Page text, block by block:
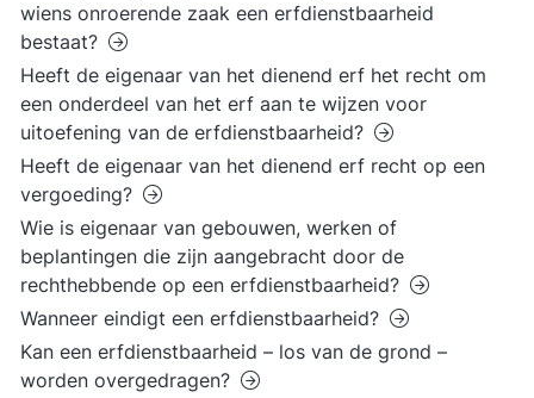
wiens onroerende zaak een erfdienstbaarheid
bestaat?
Heeft de eigenaar van het dienend erf het recht om
een onderdeel van het erf aan te wijzen voor
uitoefening van de erfdienstbaarheid?
Heeft de eigenaar van het dienend erf recht op een
vergoeding?
Wie is eigenaar van gebouwen, werken of
beplantingen die zijn aangebracht door de
rechthebbende op een erfdienstbaarheid?
Wanneer eindigt een erfdienstbaarheid?
Kan een erfdienstbaarheid – los van de grond –
worden overgedragen?